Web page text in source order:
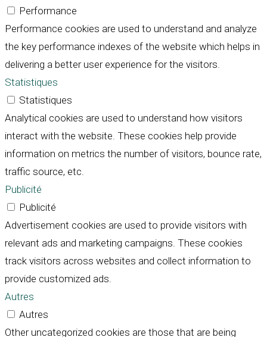
Performance
Performance cookies are used to understand and analyze
the key performance indexes of the website which helps in
delivering a better user experience for the visitors.
Statistiques
Statistiques
Analytical cookies are used to understand how visitors
interact with the website. These cookies help provide
information on metrics the number of visitors, bounce rate,
traffic source, etc.
Publicité
Publicité
Advertisement cookies are used to provide visitors with
relevant ads and marketing campaigns. These cookies
track visitors across websites and collect information to
provide customized ads.
Autres
Autres
Other uncategorized cookies are those that are being